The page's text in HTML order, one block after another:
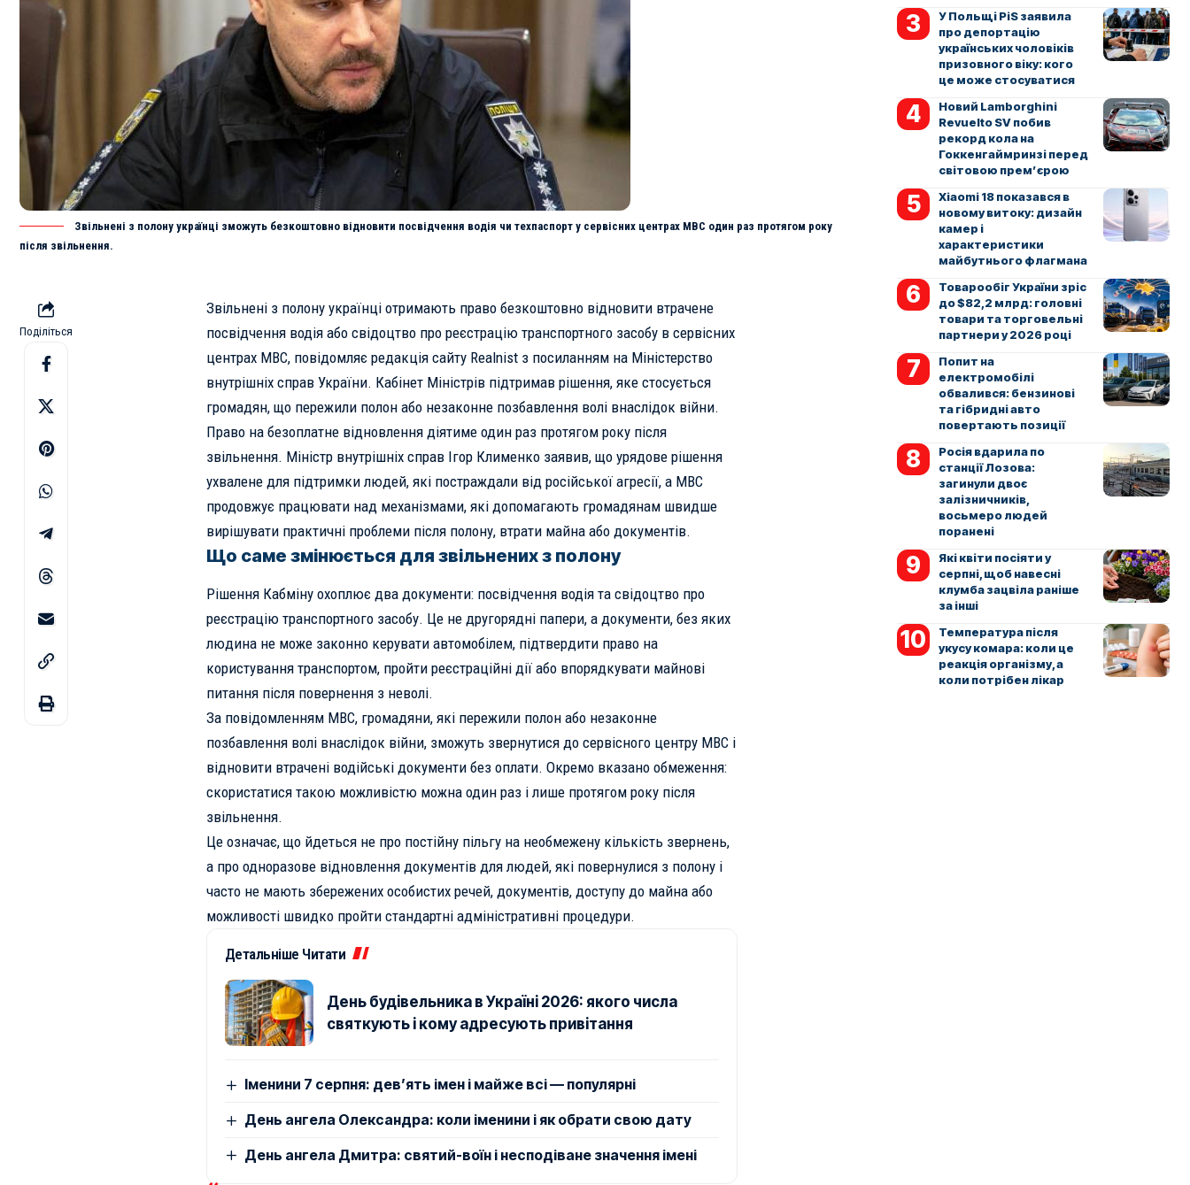
Звільнені з полону українці зможуть безкоштовно відновити посвідчення водія чи техпаспорт у сервісних центрах МВС один раз протягом року
після звільнення.
Поділіться
Звільнені з полону українці отримають право безкоштовно відновити втрачене
посвідчення водія або свідоцтво про реєстрацію транспортного засобу в сервісних
центрах МВС, повідомляє редакція сайту Realnistз посиланням на Міністерство
внутрішніх справ України. Кабінет Міністрів підтримав рішення, яке стосується
громадян, що пережили полон або незаконне позбавлення волі внаслідок війни.
Право на безоплатне відновлення діятиме один раз протягом року після
звільнення. Міністр внутрішніх справ Ігор Клименко заявив, що урядове рішення
ухвалене для підтримки людей, які постраждали від російської агресії, а МВС
продовжує працювати над механізмами, які допомагають громадянам швидше
вирішувати практичні проблеми після полону, втрати майна або документів.
Що саме змінюється для звільнених з полону
Рішення Кабміну охоплює два документи: посвідчення водія та свідоцтво про
реєстрацію транспортного засобу. Це не другорядні папери, а документи, без яких
людина не може законно керувати автомобілем, підтвердити право на
користування транспортом, пройти реєстраційні дії або впорядкувати майнові
питання після повернення з неволі.
За повідомленням МВС, громадяни, які пережили полон або незаконне
позбавлення волі внаслідок війни, зможуть звернутися до сервісного центру МВС і
відновити втрачені водійські документи без оплати. Окремо вказано обмеження:
скористатися такою можливістю можна один раз і лише протягом року після
звільнення.
Це означає, що йдеться не про постійну пільгу на необмежену кількість звернень,
а про одноразове відновлення документів для людей, які повернулися з полону і
часто не мають збережених особистих речей, документів, доступу до майна або
можливості швидко пройти стандартні адміністративні процедури.
Детальніше Читати
День будівельника в Україні 2026: якого числа
святкують і кому адресують привітання
Іменини 7 серпня: дев’ять імен і майже всі — популярні
День ангела Олександра: коли іменини і як обрати свою дату
День ангела Дмитра: святий-воїн і несподіване значення імені
У Польщі PiS заявила
про депортацію
українських чоловіків
призовного віку: кого
це може стосуватися
Новий Lamborghini
Revuelto SV побив
рекорд кола на
Гоккенгаймринзі перед
світовою прем’єрою
Xiaomi 18 показався в
новому витоку: дизайн
камер і
характеристики
майбутнього флагмана
Товарообіг України зріс
до $82,2 млрд: головні
товари та торговельні
партнери у 2026 році
Попит на
електромобілі
обвалився: бензинові
та гібридні авто
повертають позиції
Росія вдарила по
станції Лозова:
загинули двоє
залізничників,
восьмеро людей
поранені
Які квіти посіяти у
серпні, щоб навесні
клумба зацвіла раніше
за інші
Температура після
укусу комара: коли це
реакція організму, а
коли потрібен лікар